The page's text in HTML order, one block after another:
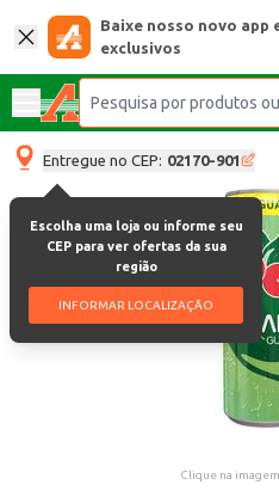
Baixe nosso novo app
exclusivos
Entregue no CEP: 02170-901
Escolha uma loja ou informe seu
CEP para ver ofertas da sua
região
INFORMAR LOCALIZAÇÃO
Clique na